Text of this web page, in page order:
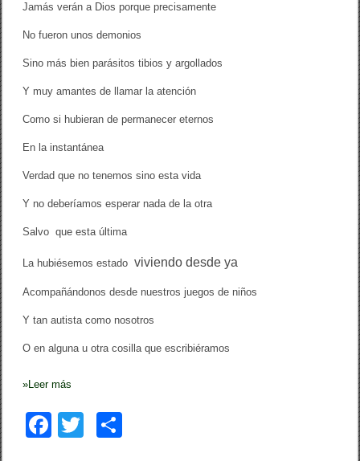
Jamás verán a Dios porque precisamente
No fueron unos demonios
Sino más bien parásitos tibios y argollados
Y muy amantes de llamar la atención
Como si hubieran de permanecer eternos
En la instantánea
Verdad que no tenemos sino esta vida
Y no deberíamos esperar nada de la otra
Salvo que esta última
La hubiésemos estado viviendodesde ya
Acompañándonos desde nuestros juegos de niños
Y tan autista como nosotros
O en alguna u otra cosilla que escribiéramos
»Leer más
F